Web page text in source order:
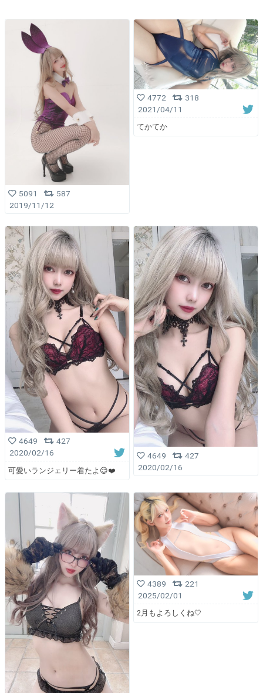
5091
587
2019/11/12
4772
318
2021/04/11
てかてか
4649
427
2020/02/16
可愛いランジェリー着たよ😌❤️
4649
427
2020/02/16
4389
221
2025/02/01
2月もよろしくね🤍